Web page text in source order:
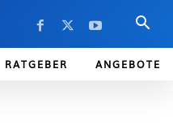
RATGEBER ANGEBOTE